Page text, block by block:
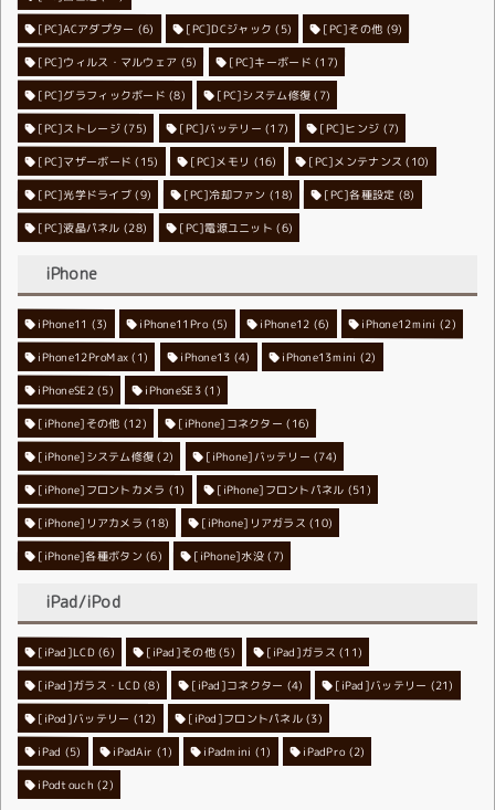
[PC]ACアダプター (6) [PC]DCジャック (5) [PC]その他 (9)
[PC]ウィルス・マルウェア (5) [PC]キーボード (17)
[PC]グラフィックボード (8) [PC]システム修復 (7)
[PC]ストレージ(75) [PC]バッテリー (17) [PC]ヒンジ (7)
[PC]マザーボード (15) [PC]メモリ (16) [PC]メンテナンス (10)
[PC]光学ドライブ (9) [PC]冷却ファン (18) [PC]各種設定 (8)
[PC]液晶パネル (28) [PC]電源ユニット (6)
iPhone
iPhone11 (3) iPhone11Pro(5) iPhone12 (6) iPhone12mini (2)
iPhone12ProMax (1) iPhone13 (4) iPhone13mini (2)
iPhoneSE2(5) iPhoneSE3 (1)
[iPhone]その他 (12) [iPhone]コネクター (16)
[iPhone]システム修復 (2) [iPhone]バッテリー (74)
[iPhone]フロントカメラ (1) [iPhone]フロントパネル (51)
[iPhone]リアカメラ (18) [iPhone]リアガラス (10)
[iPhone]各種ボタン (6) [iPhone]水没 (7)
iPad/iPod
[iPad]LCD(6) [iPad]その他 (5) [iPad]ガラス (11)
[iPad]ガラス・LCD(8) [iPad]コネクター (4) [iPad]バッテリー (21)
[iPod]バッテリー (12) [iPod]フロントパネル(3)
iPad (5) iPadAir (1) iPadmini (1) iPadPro(2)
iPodtouch (2)